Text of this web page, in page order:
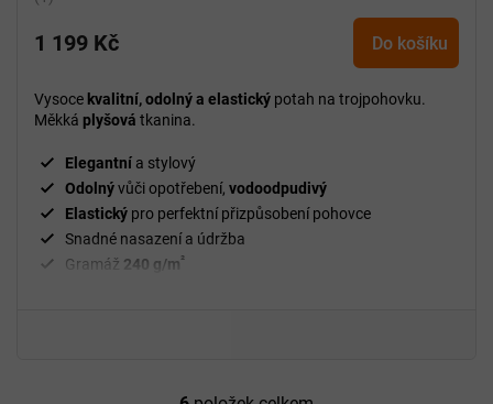
produktu
5,0
z
hvězdiček.
1 199 Kč Do košíku
Vysoce kvalitní, odolný a elastický potah na trojpohovku.
Měkká plyšová tkanina.
Elegantní a stylový
Odolnývůči opotřebení, vodoodpudivý
Elastický pro perfektní přizpůsobení pohovce
Snadné nasazení a údržba
Gramáž 240 g/m²